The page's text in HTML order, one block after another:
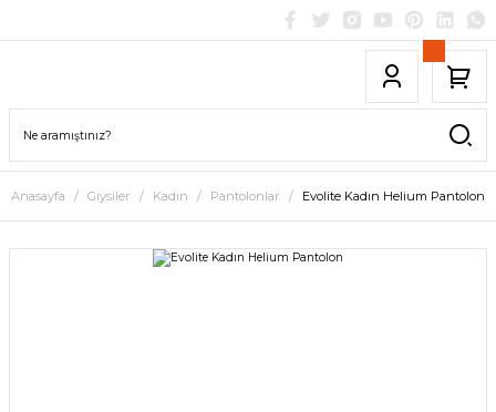
Anasayfa Giysiler Kadın Pantolonlar Evolite Kadın Helium Pantolon